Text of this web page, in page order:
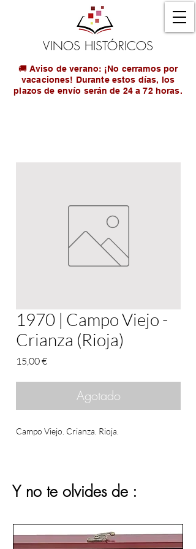
VINOS HISTÓRICOS
🚚 Aviso de verano: ¡No cerramos por
vacaciones! Durante estos días, los
plazos de envío serán de 24 a 72 horas.
1970 | Campo Viejo -
Crianza (Rioja)
15,00 €Precio
Agotado
Campo Viejo. Crianza. Rioja.
Y no te olvides de :